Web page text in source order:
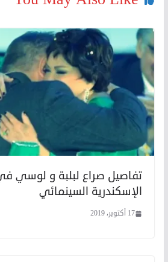
تفاصيل صراع لبلبة و لوسي
الإسكندرية السينمائي
17 أكتوبر، 2019